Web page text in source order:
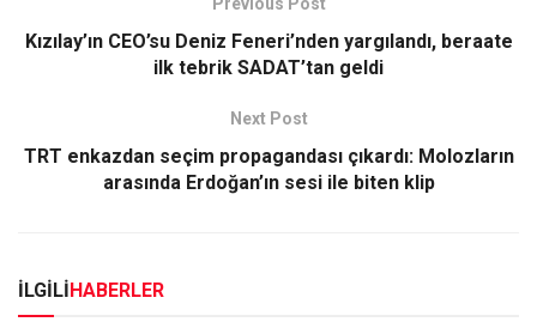
Kızılay’ın CEO’su Deniz Feneri’nden yargılandı, beraate
ilk tebrik SADAT’tan geldi
Next Post
TRT enkazdan seçim propagandası çıkardı: Molozların
arasında Erdoğan’ın sesi ile biten klip
İLGİLİHABERLER